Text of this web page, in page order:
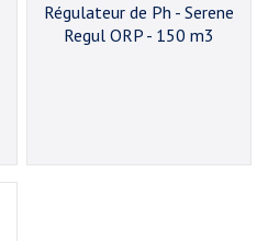
Régulateur de Ph - Serene
Regul ORP - 150 m3